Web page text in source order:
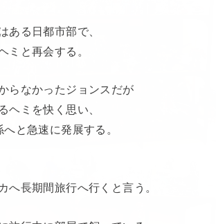
ある日都市部で、
ミと再会する。
らなかったジョンスだが
ヘミを快く思い、
と急速に発展する。
へ長期間旅行へ行くと言う。